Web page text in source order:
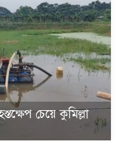
চেয়ে কুমিল্লা